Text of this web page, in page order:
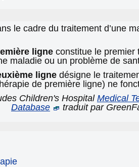
le cadre du traitement d’une
ligne constitue le premier
maladie ou un problème de
ligne désigne le
de première ligne) ne
Children's HospitalMedical
Database
traduit par